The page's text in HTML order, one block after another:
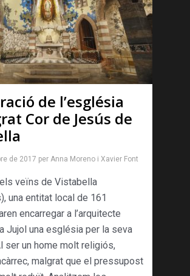
de l’església
Cor de Jesús de
de 2017 per Anna Moreno i Xavier Font
els veïns de Vistabella
una entitat local de 161
encarregar a l’arquitecte
Jujol una església per la seva
ser un home molt religiós,
malgrat que el pressupost